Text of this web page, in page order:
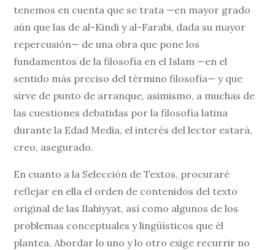
tenemos en cuenta que se trata —en mayor grado
aún que las de al-Kindi y al-Farabi, dada su mayor
repercusión— de una obra que pone los
fundamentos de la filosofía en el Islam —en el
sentido más preciso del término filosofía— y que
sirve de punto de arranque, asimismo, a muchas de
las cuestiones debatidas por la filosofía latina
durante la Edad Media, el interés del lector estará,
creo, asegurado.
En cuanto a la Selección de Textos, procuraré
reflejar en ella el orden de contenidos del texto
original de las Ilahiyyat, así como algunos de los
problemas conceptuales y lingüísticos que él
plantea. Abordar lo uno y lo otro exige recurrir no